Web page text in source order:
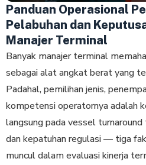
Panduan Operasional
Pelabuhan dan
Manajer Terminal
Banyak manajer terminal
sebagai alat angkat berat yang
Padahal, pemilihan jenis,
kompetensi operatornya adalah
langsung pada vessel
dan kepatuhan regulasi — tiga
muncul dalam evaluasi kinerja